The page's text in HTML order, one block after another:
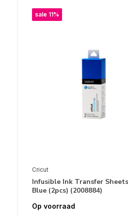
sale 11%
Cricut
Infusible Ink Transfer
Blue (2pcs) (2008884)
Op voorraad